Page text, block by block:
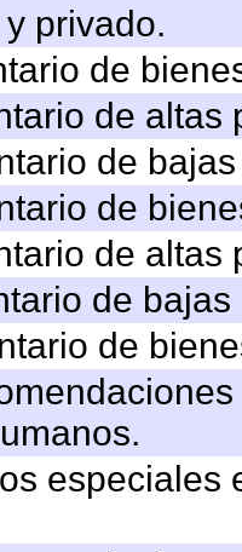
privado.
de
de
de
de
de
de
de
especiales